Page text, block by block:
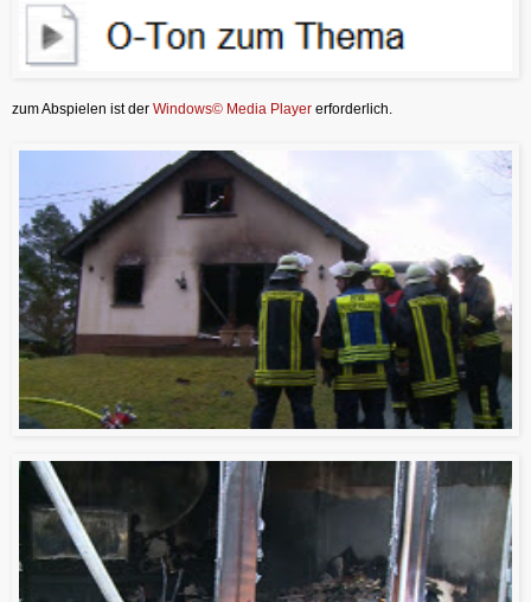
zum Abspielen ist der Windows© Media Player erforderlich.